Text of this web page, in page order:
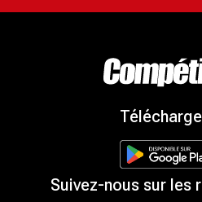
Suivez-nous sur les